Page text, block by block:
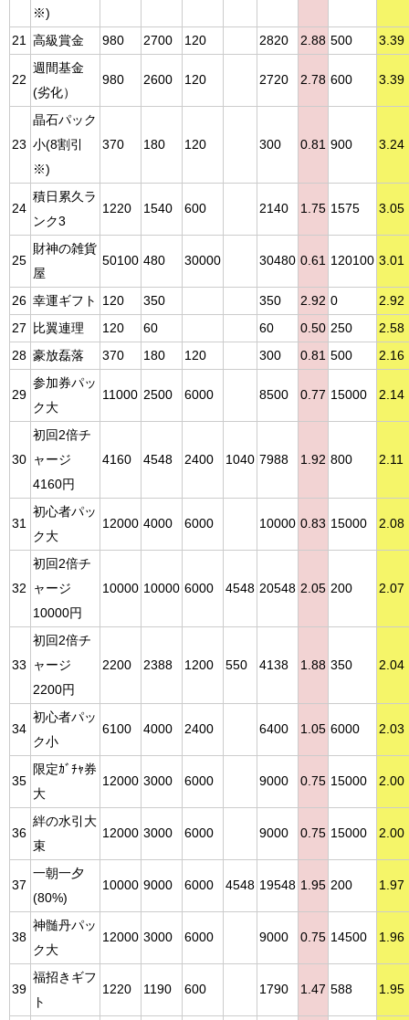
※)
21 高級賞金 980 2700 120 2820 2.88 500 3.39
22
週間基金
(劣化）
980 2600 120 2720 2.78 600 3.39
23
晶石パック
小(8割引
※)
370 180 120 300 0.81 900 3.24
24
積日累久ラ
ンク3
1220 1540 600 2140 1.75 1575 3.05
25
財神の雑貨
屋
50100 480 30000 30480 0.61 120100 3.01
26 幸運ギフト 120 350 350 2.92 0
2.92
27
比翼連理 120 60 60 0.50 250
2.58
28 豪放磊落 370 180 120 300 0.81 500 2.16
29
参加券パッ
ク大
11000 2500 6000 8500 0.77 15000 2.14
30
初回2倍チ
ャージ
4160円
4160 4548 2400 1040 7988 1.92 800 2.11
31
初心者パッ
ク大
12000 4000 6000 10000 0.83 15000 2.08
32
初回2倍チ
ャージ
10000円
10000 10000 6000 4548 20548 2.05 200 2.07
33
初回2倍チ
ャージ
2200円
2200 2388 1200 550 4138 1.88 350 2.04
34
初心者パッ
ク小
6100 4000 2400 6400 1.05 6000 2.03
35
限定ｶﾞﾁｬ券
大
12000 3000 6000 9000 0.75 15000 2.00
36
絆の水引大
束
12000 3000 6000 9000 0.75 15000 2.00
37
一朝一夕
(80%)
10000 9000 6000 4548 19548 1.95 200 1.97
38
神髄丹パッ
ク大
12000 3000 6000 9000 0.75 14500 1.96
39
福招きギフ
ト
1220 1190 600 1790 1.47 588 1.95